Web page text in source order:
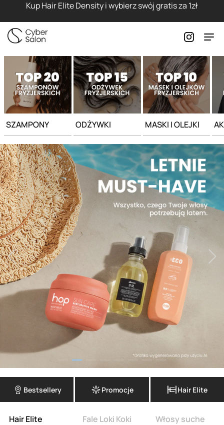
Kup Hair Elite Density i wybierz swój gratis za 1zł
SZAMPONY ODŻYWKI MASKI I OLEJKI
Bestsellery Promocje Hair Elite
Hair Elite Fale Loki Koki Włosy suche
Strona główna - Cyber Salon